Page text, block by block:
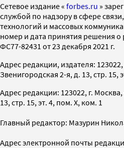
Cетевое издание « forbes.ru »
службой по надзору в сфере
технологий и массовых
номер и дата принятия решения
ФС77-82431 от 23 декабря 2021 г.
Адрес редакции, издателя: 123022,
Звенигородская 2-я, д. 13, стр. 15,
Адрес редакции: 123022, г.
13, стр. 15, эт. 4, пом. X, ком. 1
Главный редактор: Мазурин
Адрес электронной почты